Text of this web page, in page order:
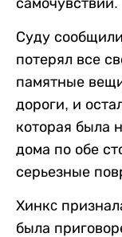
самочувствии.
Суду
потерял все
памятные
дороги, и
которая была
дома по обе
серьезные
Хинкc
была